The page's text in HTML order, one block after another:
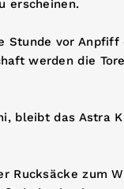
erscheinen.
Stunde vor
werden die
bleibt das Astra
Rucksäcke zum